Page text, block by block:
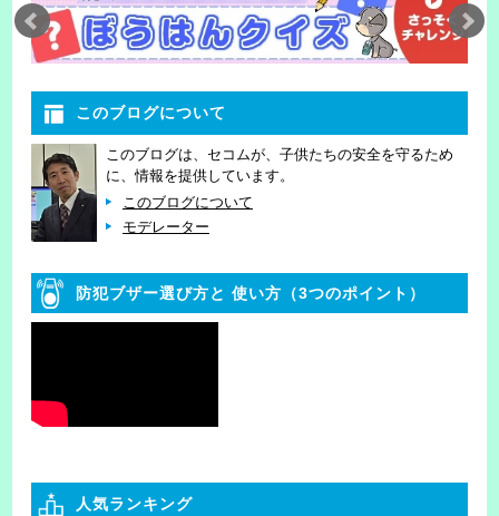
このブログについて
このブログは、セコムが、子供たちの安全を守るため
に、情報を提供しています。
このブログについて
モデレーター
防犯ブザー選び方と 使い方（3つのポイント）
人気ランキング